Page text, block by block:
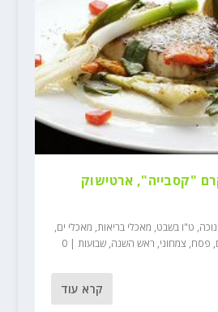
"קסבייה", ארטישוק
, ט"ו בשבט, מאכלי בריאות, מאכלי ים,
, פסח, צמחוני, ראש השנה, שבועות|
0
קרא עוד